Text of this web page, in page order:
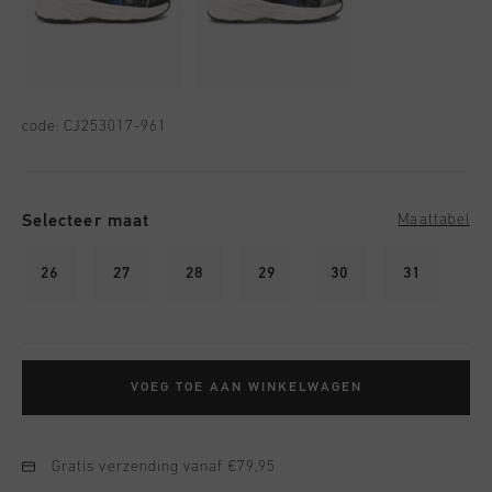
code: CJ253017-961
Selecteer maat Maattabel
26 27 28 29 30 31
VOEG TOE AAN WINKELWAGEN
Gratis verzending vanaf €79,95